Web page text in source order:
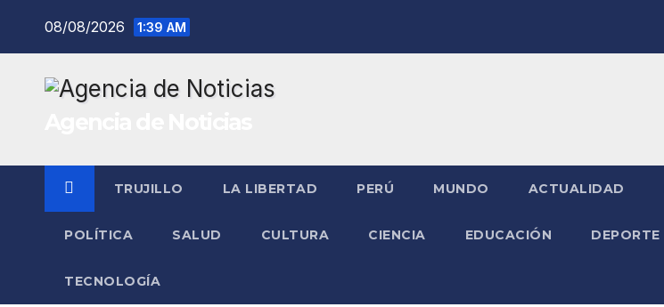
08/08/2026 1:39 AM
TRUJILLO LA LIBERTAD PERÚ MUNDO ACTUALIDAD
POLÍTICA SALUD CULTURA CIENCIA EDUCACIÓN DEPORTE
TECNOLOGÍA